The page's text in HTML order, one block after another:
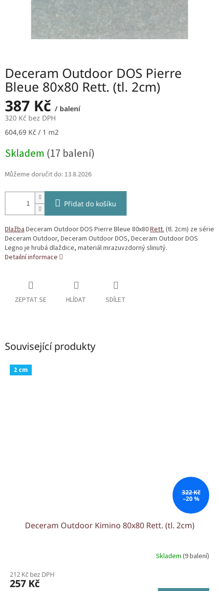
Deceram Outdoor DOS Pierre
Bleue 80x80 Rett. (tl. 2cm)
387 Kč / balení
320 Kč bez DPH
Měrná
604,69 Kč / 1 m2
Skladem (17 balení)
Můžeme doručit do: 13.8.2026
Přidat do košíku
DlažbaDeceram Outdoor DOS Pierre Bleue 80x80Rett.(tl. 2cm) ze série
Deceram Outdoor, Deceram Outdoor DOS, Deceram Outdoor DOS
Legno je hrubá dlaždice, materiál mrazuvzdorný slinutý.
Detailní informace
ZEPTAT SE HLÍDAT SDÍLET
Související produkty
2 cm
322 Kč
–20 %
Deceram Outdoor Kimino 80x80 Rett. (tl. 2cm)
Skladem (9 balení)
212 Kč bez DPH
257 Kč